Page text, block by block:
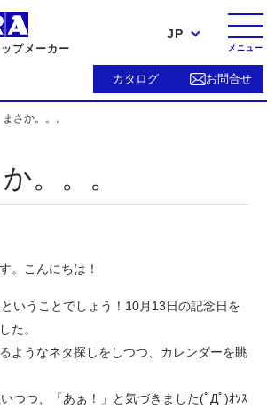
プメーカー
JP
メニュー
カタログ お問合せ
まさか。。。
。。。
。こんにちは！
いうことでしょう！10月13日の記念日を
た。
ようなネタ探しをしつつ、カレンダーを眺
つつ、「あぁ！」と気づきました(ﾟДﾟ)ｵｿｽ